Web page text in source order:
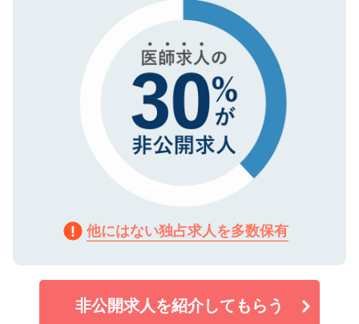
で、機密保持に関してもご安心ください。
他にはない独占求人を多数保有
非公開求人を紹介してもらう